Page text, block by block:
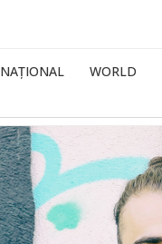
NAȚIONAL WORLD